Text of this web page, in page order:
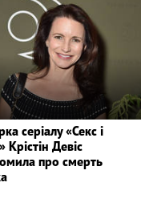
серіалу «Секс і
Крістін Девіс
про смерть